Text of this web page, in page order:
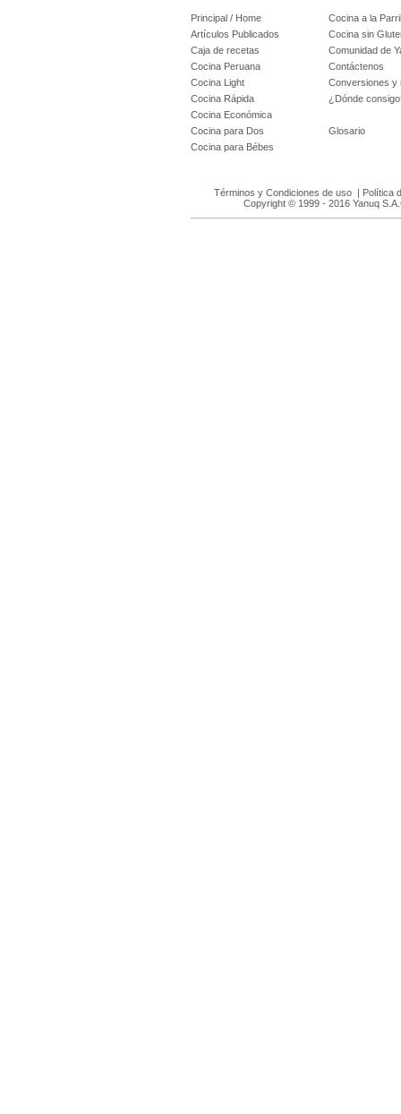
Principal / Home
Cocina a la
Artículos Publicados
Cocina sin
Caja de recetas
Comunidad de
Cocina Peruana
Contáctenos
Cocina Light
Conversiones y
Cocina Rápida
¿Dónde
Cocina Económica
Cocina para Dos
Glosario
Cocina para Bébes
Términos y Condiciones de uso| Política
Copyright © 1999 - 2016 Yanuq